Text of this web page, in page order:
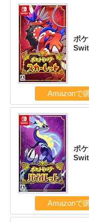
ポ
Amazonで
ポ
Amazonで